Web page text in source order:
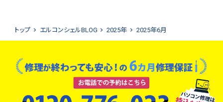
トップ エルコンシェルBLOG 2025年 2025年6月